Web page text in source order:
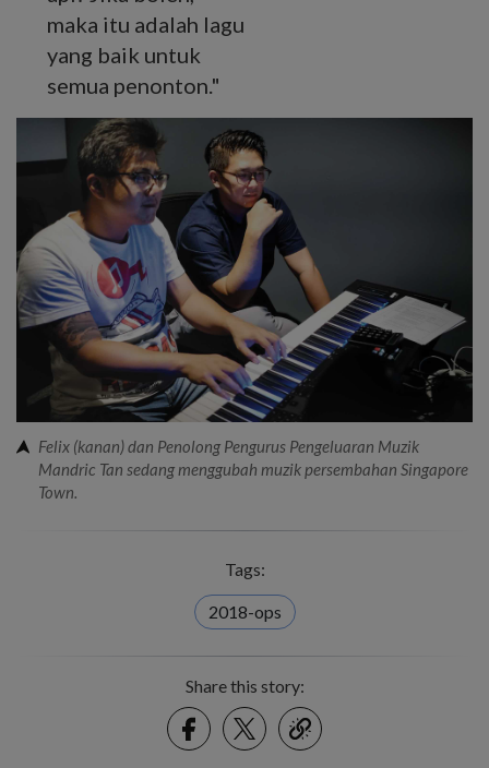
maka itu adalah lagu
yang baik untuk
semua penonton."
Felix (kanan) dan Penolong Pengurus Pengeluaran Muzik
Mandric Tan sedang menggubah muzik persembahan Singapore
Town.
Tags:
2018-ops
Share this story:
FacebookTwitter
link